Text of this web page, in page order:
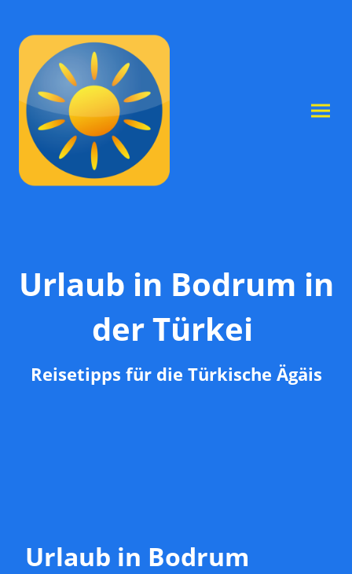
Urlaub in Bodrum in
der Türkei
Reisetipps für die Türkische Ägäis
Urlaub in Bodrum